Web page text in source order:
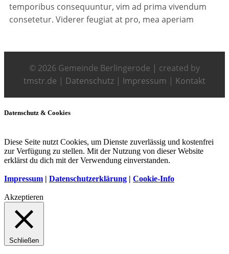
temporibus consequuntur, vim ad prima vivendum
consetetur. Viderer feugiat at pro, mea aperiam
© 2026 Gemeinde Berlingerode | created by
tmstr.de | Datenschutz | Impressum | Kontakt
Datenschutz & Cookies
Diese Seite nutzt Cookies, um Dienste zuverlässig und kostenfrei
zur Verfügung zu stellen. Mit der Nutzung von dieser Website
erklärst du dich mit der Verwendung einverstanden.
Impressum | Datenschutzerklärung | Cookie-Info
Akzeptieren
Schließen